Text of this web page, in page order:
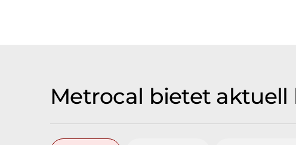
Metrocal bietet aktuell